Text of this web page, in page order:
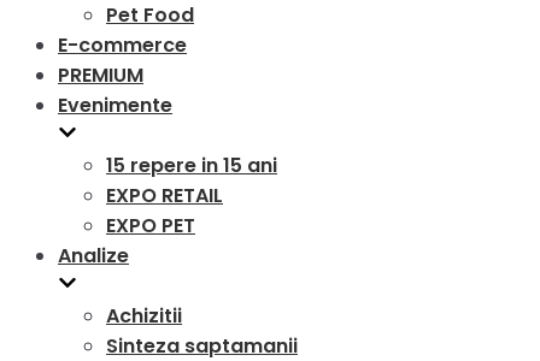
Pet Food
E-commerce
PREMIUM
Evenimente
15 repere in 15 ani
EXPO RETAIL
EXPO PET
Analize
Achizitii
Sinteza saptamanii